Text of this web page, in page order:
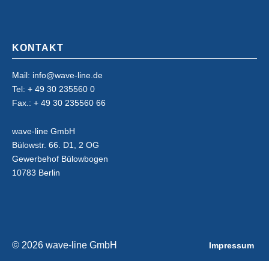
KONTAKT
Mail: info@wave-line.de
Tel: + 49 30 235560 0
Fax.: + 49 30 235560 66
wave-line GmbH
Bülowstr. 66. D1, 2 OG
Gewerbehof Bülowbogen
10783 Berlin
© 2026 wave-line GmbH Impressum